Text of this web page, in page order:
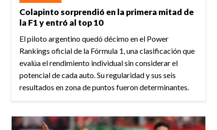
Colapinto sorprendió en la primera mitad de
la F1 y entró al top 10
El piloto argentino quedó décimo en el Power
Rankings oficial de la Fórmula 1, una clasificación que
evalúa el rendimiento individual sin considerar el
potencial de cada auto. Su regularidad y sus seis
resultados en zona de puntos fueron determinantes.